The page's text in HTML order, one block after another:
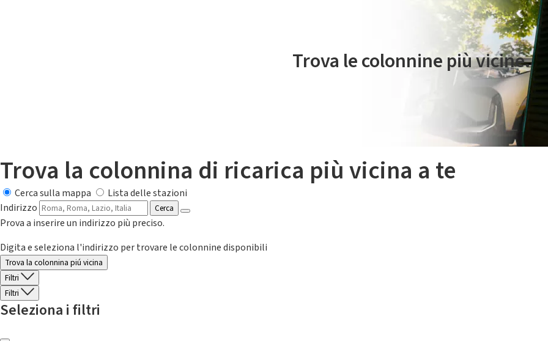
Trova le colonnine più vicine.
Trova la colonnina di ricarica più vicina a te
Cerca sulla mappa
Lista delle stazioni
Indirizzo
Cerca
Prova a inserire un indirizzo più preciso.
Digita e seleziona l'indirizzo per trovare le colonnine disponibili
Trova la colonnina piú vicina
Filtri
Filtri
Seleziona i filtri